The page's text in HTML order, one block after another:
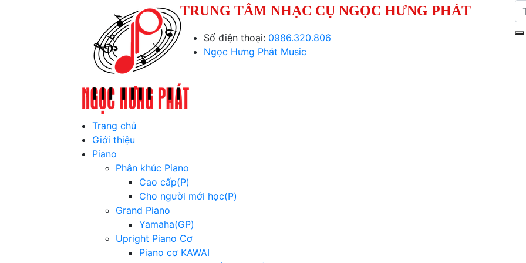
TRUNG TÂM NHẠC CỤ NGỌC HƯNG PHÁT
Số điện thoại: 0986.320.806
Ngọc Hưng Phát Music
Trang chủ
Giới thiệu
Piano
Phân khúc Piano
Cao cấp(P)
Cho người mới học(P)
Grand Piano
Yamaha(GP)
Upright Piano Cơ
Piano cơ KAWAI